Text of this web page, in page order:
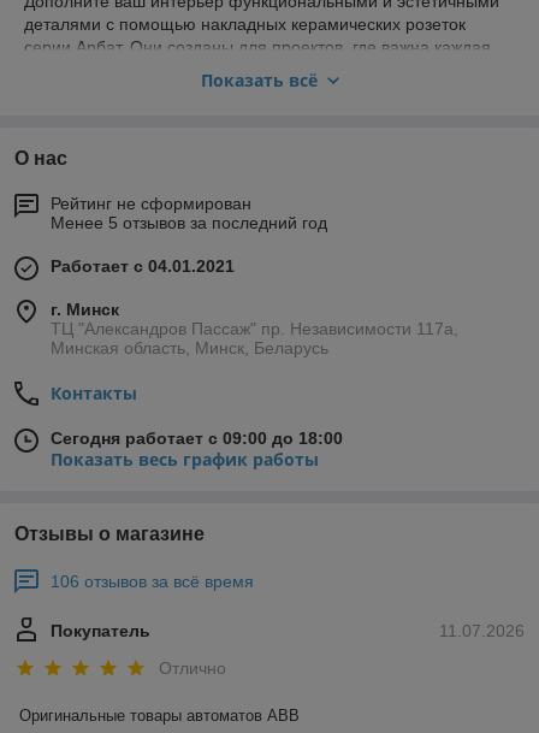
деталями с помощью накладных керамических розеток
серии Арбат. Они созданы для проектов, где важна каждая
мелочь — будь то уютный деревянный загородный дом,
стильная квартира в духе лофт, элегантный прованс или
Ключевые особенности розеток серии Арбат:
высококачественной электротехнической керамики.
Она не мутнеет, не царапается и обладает абсолютной
четырех элегантных цветах:
идеальный оттенок под вашу отделку.
Надежная контактная группа:За аутентичным
Розетки оснащены заземляющим контактом и
бытовых электроприборов, гарантируя стабильную и
безопасную работу.
Розетки гармонично сочетаются с витыми
и деревянными подложками, создавая цельную и
Продуманная конструкция:
провода и надежная фиксация механизма делают
Оригинальная ретро-электрика в 220shop.by
Показать всё
О нас
Рейтинг не сформирован
Менее 5 отзывов за последний год
Работает с 04.01.2021
г. Минск
ТЦ "Александров Пассаж" пр. Независимости 117а,
Минская область, Минск, Беларусь
Контакты
Сегодня работает с 09:00 до 18:00
Показать весь график работы
Отзывы о магазине
106 отзывов за всё время
11.07.2026
Покупатель
Отлично
Оригинальные товары автоматов ABB